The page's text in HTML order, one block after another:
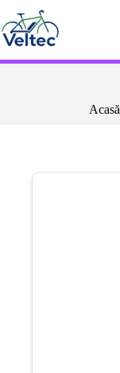
la
conținut
Acasă